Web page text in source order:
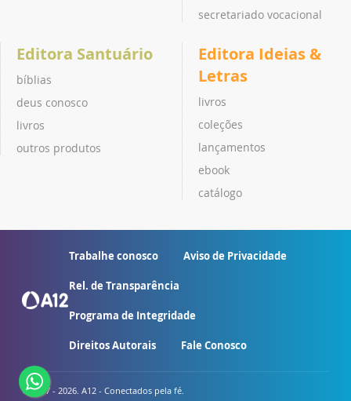
secretariado vocacional
Editora Santuário
bíblias
deus conosco
livros
outros produtos
Editora Ideias &
Letras
livros
coleções
lançamentos
ebook
catálogo
Trabalhe conosco Aviso de Privacidade
Rel. de Transparência
Programa de Integridade
Direitos Autorais Fale Conosco
© 2007 - 2026. A12 - Conectados pela fé.